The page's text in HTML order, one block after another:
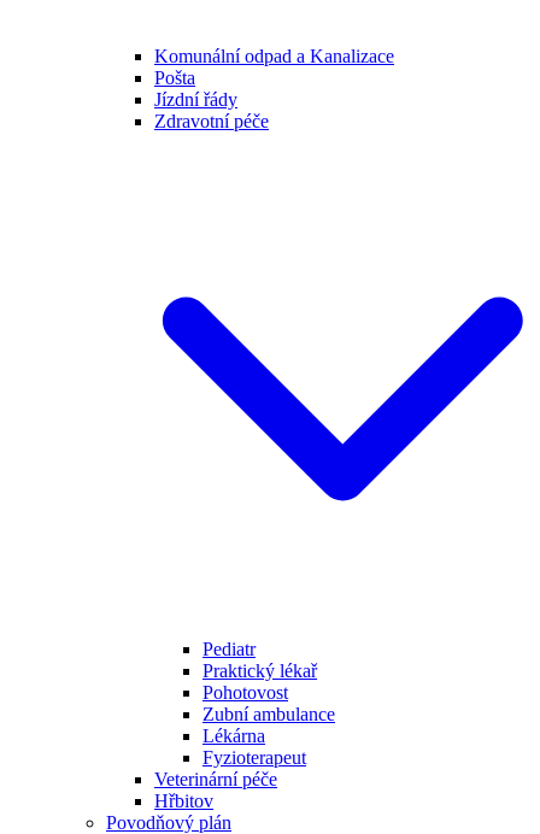
Komunální odpad a Kanalizace
Pošta
Jízdní řády
Zdravotní péče
Pediatr
Praktický lékař
Pohotovost
Zubní ambulance
Lékárna
Fyzioterapeut
Veterinární péče
Hřbitov
Povodňový plán